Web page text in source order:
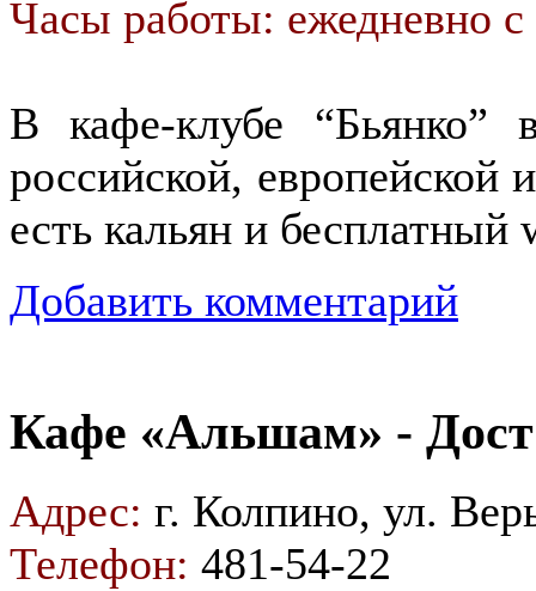
Часы работы: ежедневно
В кафе-клубе “Бьянко”
российской, европейской
есть кальян и
Добавить комментарий
Кафе «Альшам» -
Адрес: г. Колпино, ул.
Телефон: 481-54-22